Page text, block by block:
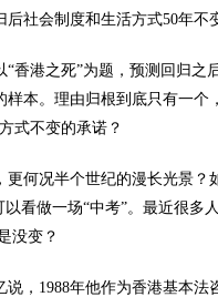
社会制度和生活方式50年不
“香港之死”为题，预测回归之
本。理由归根到底只有一个
式不变的承诺？
何况半个世纪的漫长光景？
看做一场“中考”。最近很多
没变？
，1988年他作为香港基本法